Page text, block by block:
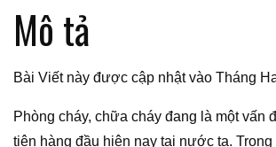
Mô tả
Bài Viết này được cập nhật vào Tháng
Phòng cháy, chữa cháy đang là một vấn
tiên hàng đầu hiện nay tại nước ta.